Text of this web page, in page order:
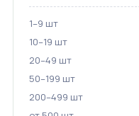
1–9 шт
10–19 шт
20–49 шт
50–199 шт
200–499 шт